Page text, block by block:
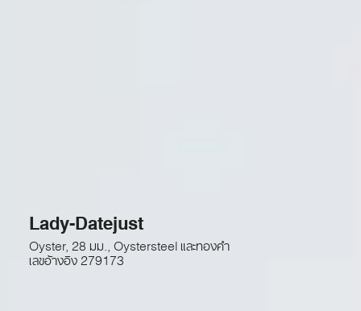
Lady-Datejust
Oyster, 28 มม., Oystersteel และทองคำ
เลขอ้างอิง279173